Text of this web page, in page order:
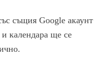
същия Google акаунт
календара ще се